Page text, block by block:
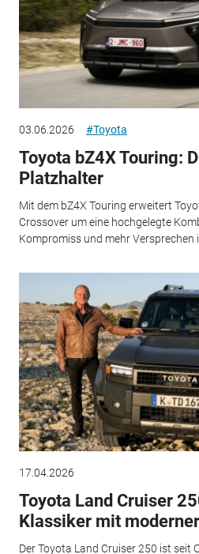
03.06.2026 #Toyota
Toyota bZ4X Touring:
Platzhalter
Mit dem bZ4X Touring erweitert
Crossover um eine hochgelegte
Kompromiss und mehr Versprechen
17.04.2026
Toyota Land Cruiser
Klassiker mit
Der Toyota Land Cruiser 250 ist seit